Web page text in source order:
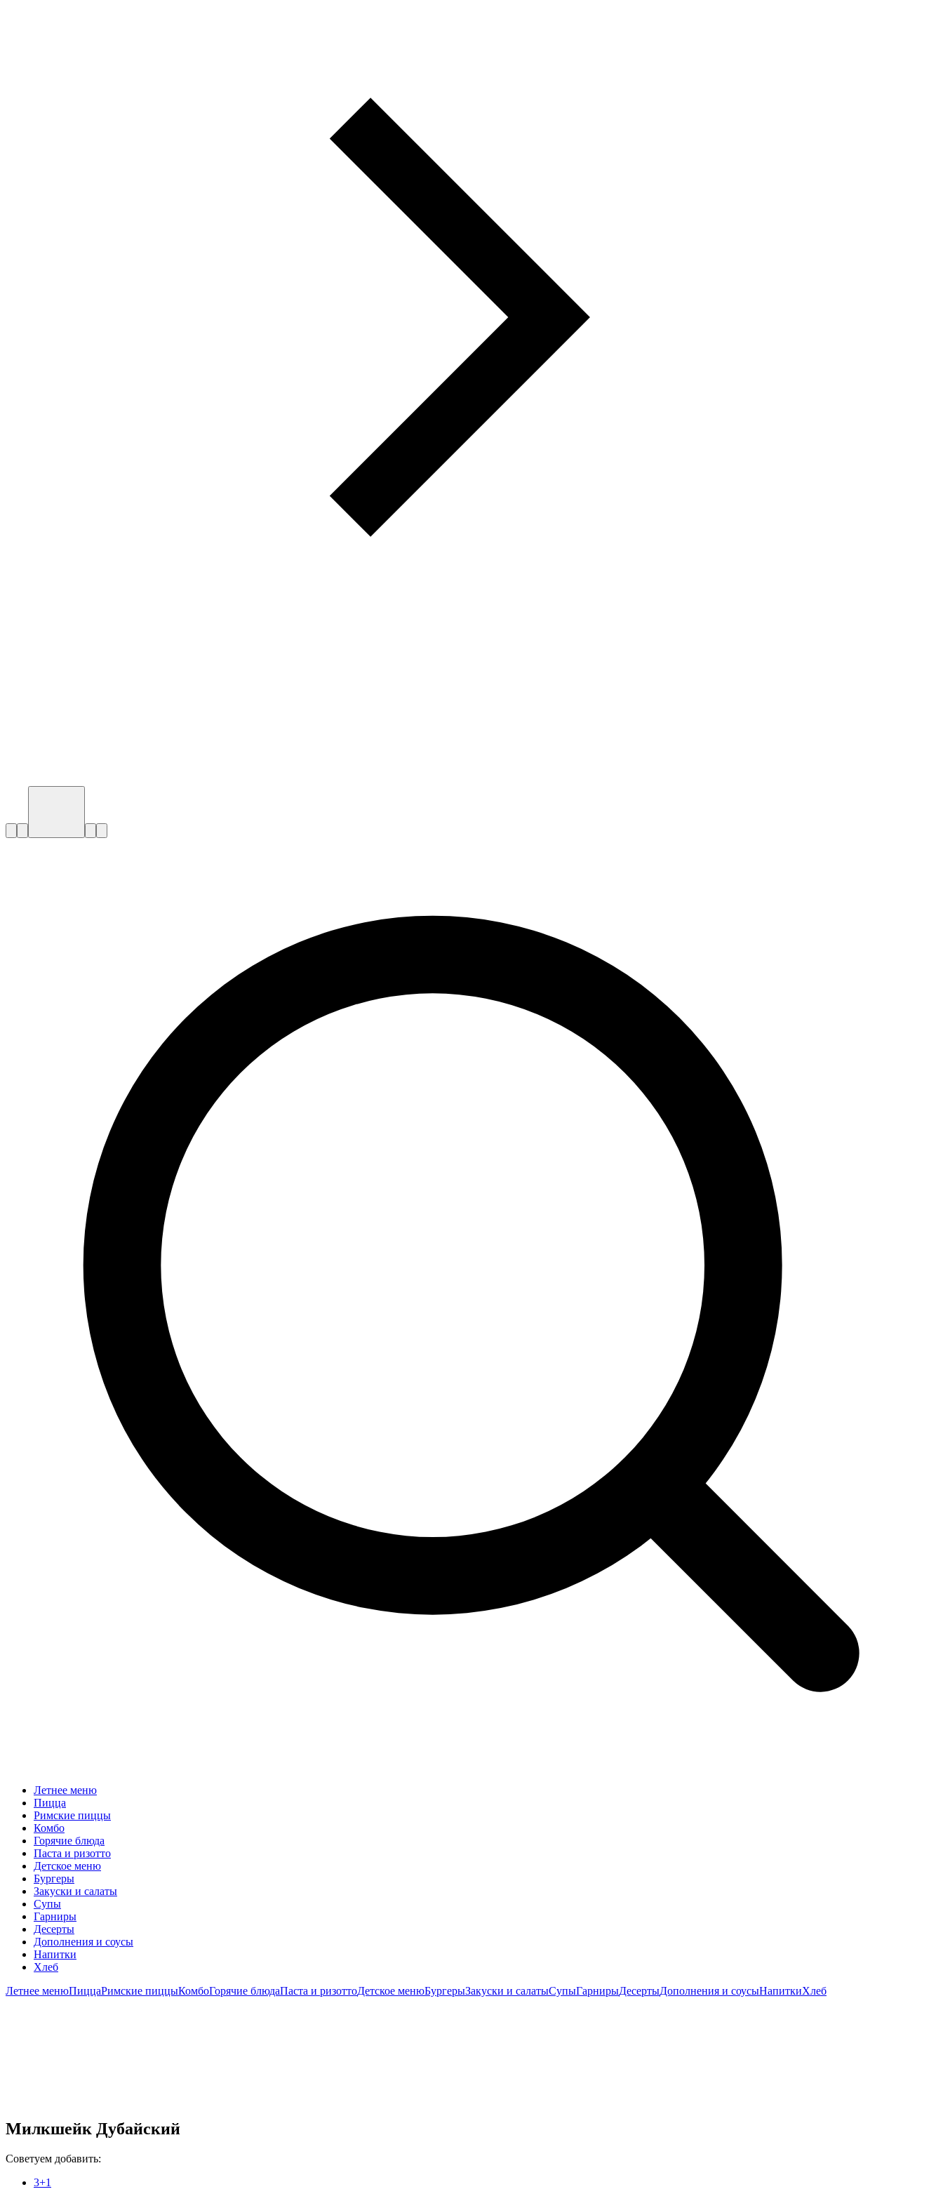
Летнее меню
Пицца
Римские пиццы
Комбо
Горячие блюда
Паста и ризотто
Детское меню
Бургеры
Закуски и салаты
Супы
Гарниры
Десерты
Дополнения и соусы
Напитки
Хлеб
Летнее менюПиццаРимские пиццыКомбоГорячие блюдаПаста и ризоттоДетское менюБургерыЗакуски и салатыСупыГарнирыДесертыДополнения и соусыНапиткиХлеб
Милкшейк Дубайский
Советуем добавить:
3+1